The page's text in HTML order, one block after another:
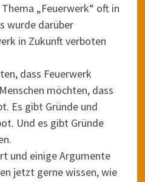
„Feuerwerk“ oft in
wurde darüber
in Zukunft verboten
dass Feuerwerk
möchten, dass
Es gibt Gründe und
Und es gibt Gründe
und einige Argumente
jetzt gerne wissen, wie